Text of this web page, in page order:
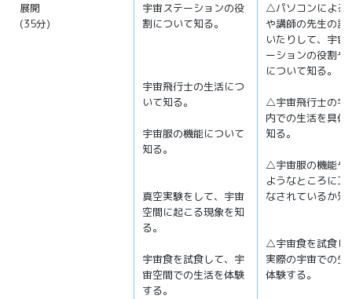
展開
(35分)
宇宙ステーションの役
割について知る。
宇宙飛行士の生活につ
いて知る。
宇宙服の機能について
知る。
真空実験をして、宇宙
空間に起こる現象を知
る。
宇宙食を試食して、宇
宙空間での生活を体験
する。
△パソコンによる
や講師の先生の話
いたりして、宇宙
ーションの役割や
について知る。
△宇宙飛行士の宇
内での生活を具体
知る。
△宇宙服の機能や
ようなところに工
なされているか知
△宇宙食を試食し
実際の宇宙での生
体験する。